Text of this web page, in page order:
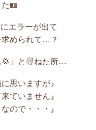
🪪
エラーが出て
求められて…？
💢』と尋ねた所…
思いますが』
ていません』
ので・・・』